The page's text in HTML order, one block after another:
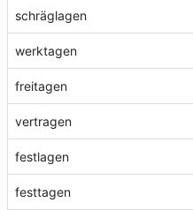
schräglagen
werktagen
freitagen
vertragen
festlagen
festtagen